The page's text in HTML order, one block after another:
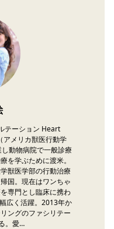
テーション Heart
アメリカ獣医行動学
動物病院で一般診療
を学ぶために渡米。
獣医学部の行動治療
国。現在はワンちゃ
専門とし臨床に携わ
広く活躍。2013年か
ングのファシリテー
。愛…